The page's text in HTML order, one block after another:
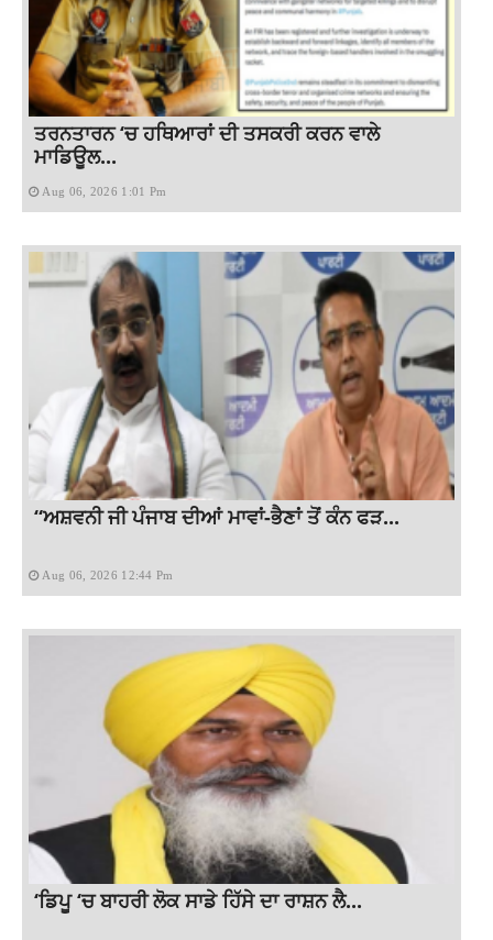
ਤਰਨਤਾਰਨ ‘ਚ ਹਥਿਆਰਾਂ ਦੀ ਤਸਕਰੀ ਕਰਨ ਵਾਲੇ
ਮਾਡਿਊਲ...
Aug 06, 2026 1:01 Pm
“ਅਸ਼ਵਨੀ ਜੀ ਪੰਜਾਬ ਦੀਆਂ ਮਾਵਾਂ-ਭੈਣਾਂ ਤੋਂ ਕੰਨ ਫੜ...
Aug 06, 2026 12:44 Pm
‘ਡਿਪੂ ‘ਚ ਬਾਹਰੀ ਲੋਕ ਸਾਡੇ ਹਿੱਸੇ ਦਾ ਰਾਸ਼ਨ ਲੈ...